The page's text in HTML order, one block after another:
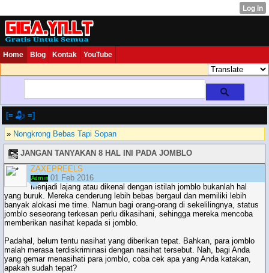
Home Blog Kontak YouTube
[= =]
» Nongkrong Bebas Tapi Sopan
JANGAN TANYAKAN 8 HAL INI PADA JOMBLO
ZAXEPREELS
01 Feb 2016
Menjadi lajang atau dikenal dengan istilah jomblo bukanlah hal
yang buruk. Mereka cenderung lebih bebas bergaul dan memiliki lebih
banyak alokasi me time. Namun bagi orang-orang di sekelilingnya, status
jomblo seseorang terkesan perlu dikasihani, sehingga mereka mencoba
memberikan nasihat kepada si jomblo.
Padahal, belum tentu nasihat yang diberikan tepat. Bahkan, para jomblo
malah merasa terdiskriminasi dengan nasihat tersebut. Nah, bagi Anda
yang gemar menasihati para jomblo, coba cek apa yang Anda katakan,
apakah sudah tepat?